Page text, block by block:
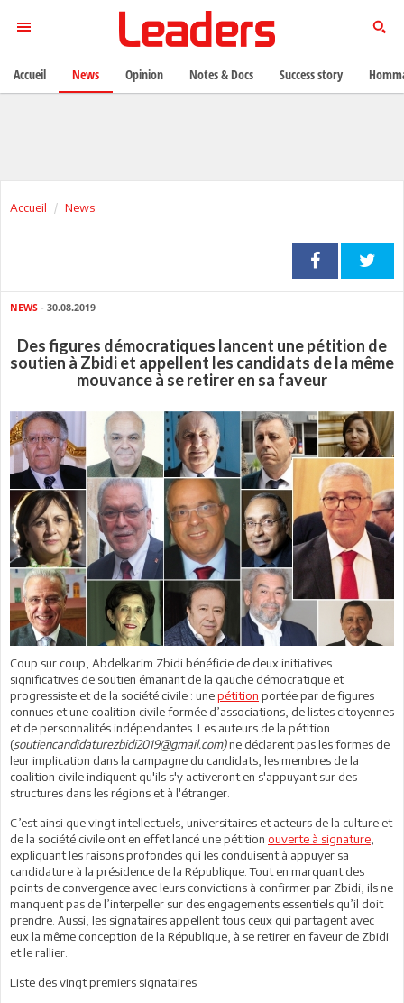
Accueil News
NEWS - 30.08.2019
Des figures démocratiques lancent une pétition de
soutien à Zbidi et appellent les candidats de la même
mouvance à se retirer en sa faveur
Coup sur coup, Abdelkarim Zbidi bénéficie de deux initiatives
significatives de soutien émanant de la gauche démocratique et
progressiste et de la société civile : unepétition portée par de figures
connues et une coalition civile formée d’associations, de listes citoyennes
et de personnalités indépendantes. Les auteurs de la pétition
(soutiencandidaturezbidi2019@gmail.com)ne déclarent pas les formes de
leur implication dans la campagne du candidats, les membres de la
coalition civile indiquent qu'ils s'y activeront en s'appuyant sur des
structures dans les régions et à l'étranger.
C’est ainsi que vingt intellectuels, universitaires et acteurs de la culture et
de la société civile ont en effet lancé une pétition ouverte à signature
expliquant les raisons profondes qui les conduisent à appuyer sa
candidature à la présidence de la République. Tout en marquant des
points de convergence avec leurs convictions à confirmer par Zbidi, ils ne
manquent pas de l’interpeller sur des engagements essentiels qu’il doit
prendre. Aussi, les signataires appellent tous ceux qui partagent avec
eux la même conception de la République, à se retirer en faveur de Zbidi
et le rallier.
Liste des vingt premiers signataires
Accueil News Opinion Notes & Docs Success story